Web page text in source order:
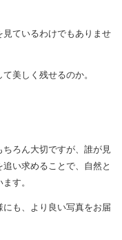
ているわけでもありませ
美しく残せるのか。
ろん大切ですが、誰が見
い求めることで、自然と
す。
も、より良い写真をお届